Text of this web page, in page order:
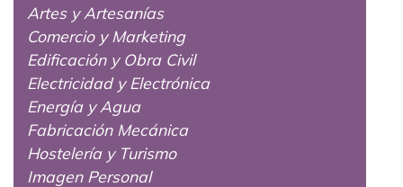
Artes y Artesanías
Comercio y Marketing
Edificación y Obra Civil
Electricidad y Electrónica
Energía y Agua
Fabricación Mecánica
Hostelería y Turismo
Imagen Personal